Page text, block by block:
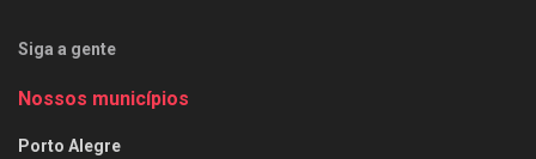
Siga a gente
Nossos municípios
Porto Alegre